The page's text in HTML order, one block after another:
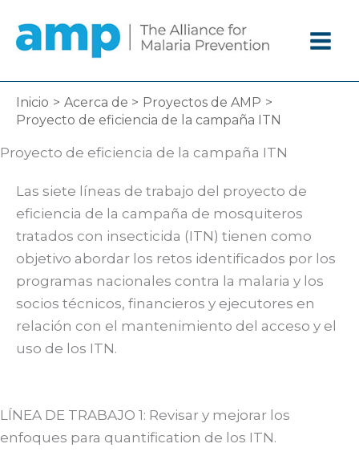
contenido
Inicio Acerca de
Proyectos de AMP
Proyecto de eficiencia de la campaña ITN
Proyecto de eficiencia de la campaña ITN
Las siete líneas de trabajo del proyecto de
eficiencia de la campaña de mosquiteros
tratados con insecticida (ITN) tienen como
objetivo abordar los retos identificados por los
programas nacionales contra la malaria y los
socios técnicos, financieros y ejecutores en
relación con el mantenimiento del acceso y el
uso de los ITN.
LÍNEA DE TRABAJO 1: Revisar y mejorar los
enfoques para quantification de los ITN.